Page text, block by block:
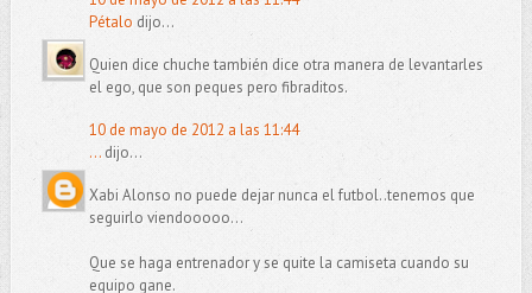
Pétalo dijo...
Quien dice chuche también dice otra manera de levantarles
el ego, que son peques pero fibraditos.
10 de mayo de 2012 a las 11:44
...dijo...
Xabi Alonso no puede dejar nunca el futbol..tenemos que
seguirlo viendooooo...
Que se haga entrenador y se quite la camiseta cuando su
equipo gane.